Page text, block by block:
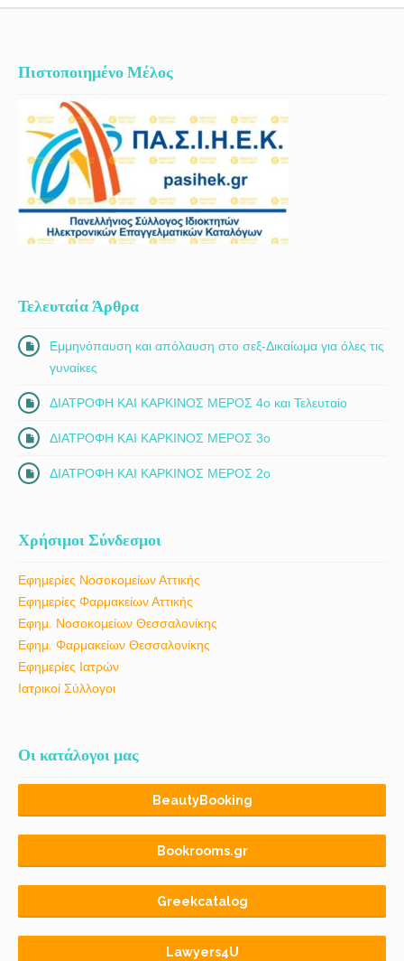
Πιστοποιημένο Μέλος
Τελευταία Άρθρα
Εμμηνόπαυση και απόλαυση στο σεξ-Δικαίωμα για όλες τις
γυναίκες
ΔΙΑΤΡΟΦΗ ΚΑΙ ΚΑΡΚΙΝΟΣ ΜΕΡΟΣ 4ο και Τελευταίο
ΔΙΑΤΡΟΦΗ ΚΑΙ ΚΑΡΚΙΝΟΣ ΜΕΡΟΣ 3ο
ΔΙΑΤΡΟΦΗ ΚΑΙ ΚΑΡΚΙΝΟΣ ΜΕΡΟΣ 2ο
Χρήσιμοι Σύνδεσμοι
Εφημερίες Νοσοκομείων Αττικής
Εφημερίες Φαρμακείων Αττικής
Εφημ. Νοσοκομείων Θεσσαλονίκης
Εφημ. Φαρμακείων Θεσσαλονίκης
Εφημερίες Ιατρών
Ιατρικοί Σύλλογοι
Οι κατάλογοι μας
BeautyBooking
Bookrooms.gr
Greekcatalog
Lawyers4U